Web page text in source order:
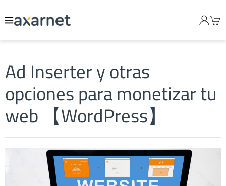
Ad Inserter y otras
opciones para monetizar tu
web 【WordPress】